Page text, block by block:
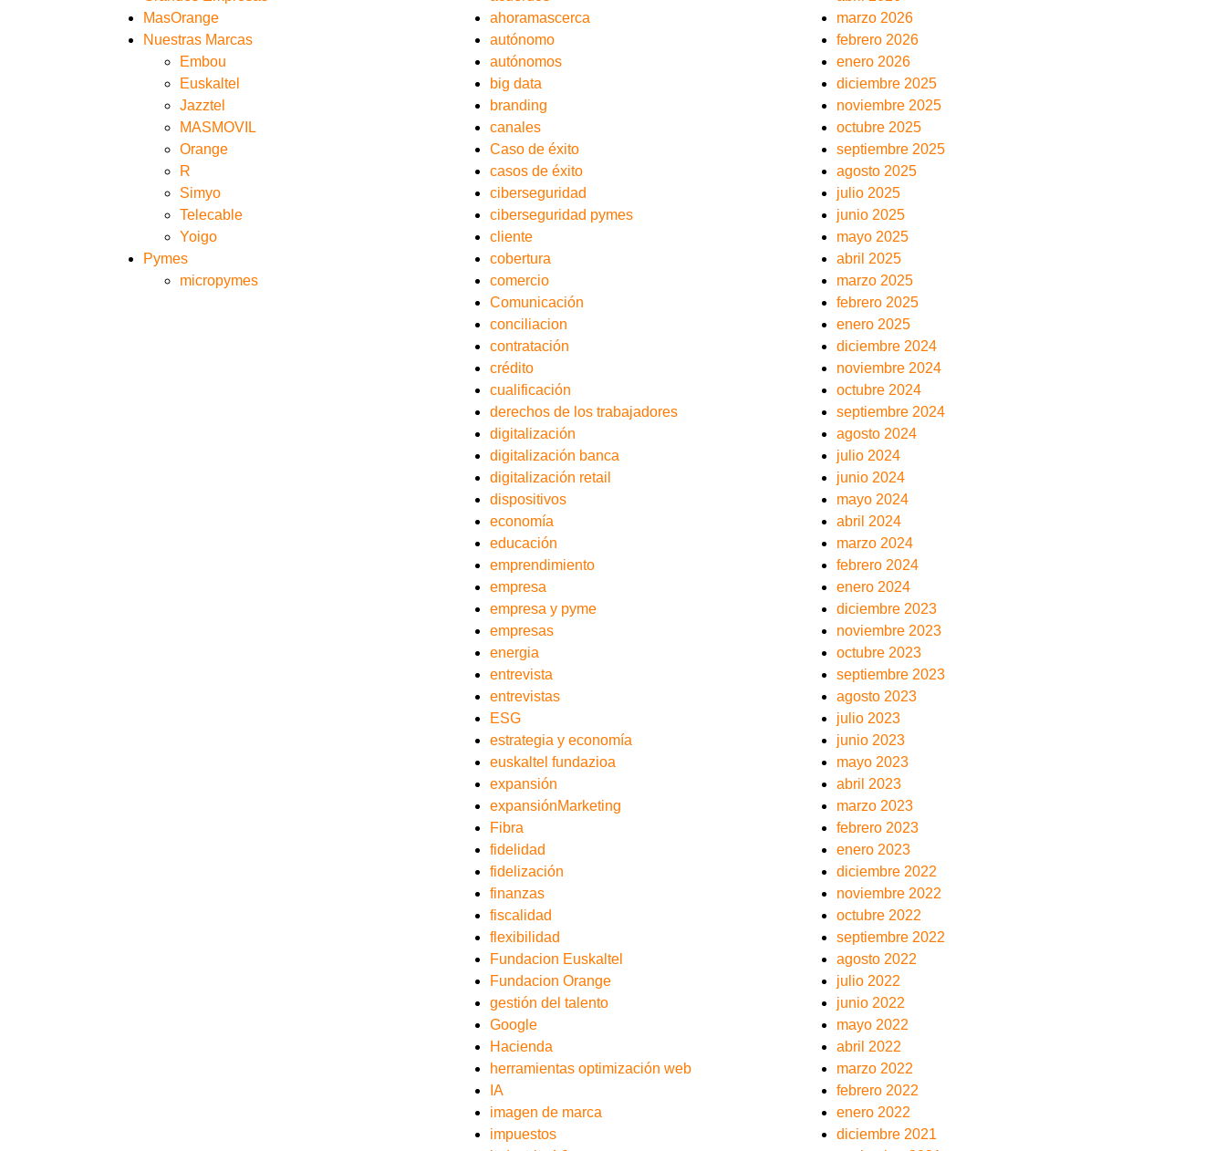
MasOrange
Nuestras Marcas
Embou
Euskaltel
Jazztel
MASMOVIL
Orange
R
Simyo
Telecable
Yoigo
Pymes
micropymes
ahoramascerca
autónomo
autónomos
big data
branding
canales
Caso de éxito
casos de éxito
ciberseguridad
ciberseguridad pymes
cliente
cobertura
comercio
Comunicación
conciliacion
contratación
crédito
cualificación
derechos de los trabajadores
digitalización
digitalización banca
digitalización retail
dispositivos
economía
educación
emprendimiento
empresa
empresa y pyme
empresas
energia
entrevista
entrevistas
ESG
estrategia y economía
euskaltel fundazioa
expansión
expansiónMarketing
Fibra
fidelidad
fidelización
finanzas
fiscalidad
flexibilidad
Fundacion Euskaltel
Fundacion Orange
gestión del talento
Google
Hacienda
herramientas optimización web
IA
imagen de marca
impuestos
marzo 2026
febrero 2026
enero 2026
diciembre 2025
noviembre 2025
octubre 2025
septiembre 2025
agosto 2025
julio 2025
junio 2025
mayo 2025
abril 2025
marzo 2025
febrero 2025
enero 2025
diciembre 2024
noviembre 2024
octubre 2024
septiembre 2024
agosto 2024
julio 2024
junio 2024
mayo 2024
abril 2024
marzo 2024
febrero 2024
enero 2024
diciembre 2023
noviembre 2023
octubre 2023
septiembre 2023
agosto 2023
julio 2023
junio 2023
mayo 2023
abril 2023
marzo 2023
febrero 2023
enero 2023
diciembre 2022
noviembre 2022
octubre 2022
septiembre 2022
agosto 2022
julio 2022
junio 2022
mayo 2022
abril 2022
marzo 2022
febrero 2022
enero 2022
diciembre 2021